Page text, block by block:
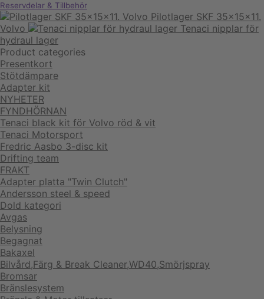
Reservdelar & Tillbehör
Pilotlager SKF 35x15x11.
Volvo
Tenaci nipplar för
hydraul lager
Product categories
Presentkort
Stötdämpare
Adapter kit
NYHETER
FYNDHÖRNAN
Tenaci black kit för Volvo röd & vit
Tenaci Motorsport
Fredric Aasbo 3-disc kit
Drifting team
FRAKT
Adapter platta "Twin Clutch"
Andersson steel & speed
Dold kategori
Avgas
Belysning
Begagnat
Bakaxel
Bilvård,Färg & Break Cleaner,WD40,Smörjspray
Bromsar
Bränslesystem